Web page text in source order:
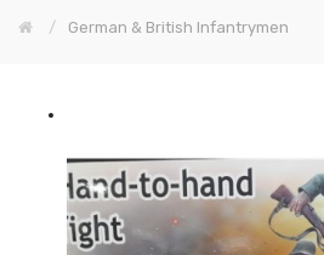
German & British Infantrymen